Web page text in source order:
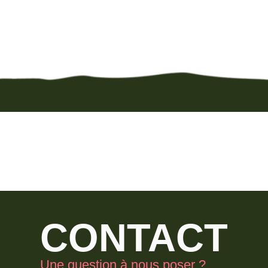
CONTACT
Une question à nous poser ?